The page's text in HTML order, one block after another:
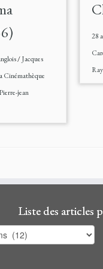
/Jacques
Cinémathèque
Pierre-jean
28
Liste des articles